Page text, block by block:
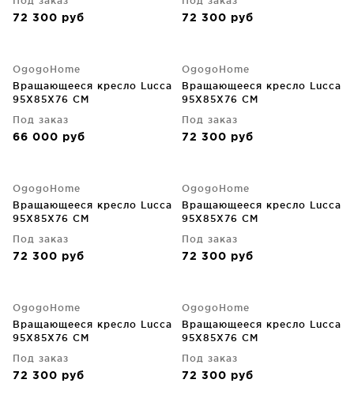
72 300 руб 72 300 руб
OgogoHome
Вращающееся кресло Lucca
95X85X76 CM
Под заказ
66 000 руб
OgogoHome
Вращающееся кресло Lucca
95X85X76 CM
Под заказ
72 300 руб
OgogoHome
Вращающееся кресло Lucca
95X85X76 CM
Под заказ
72 300 руб
OgogoHome
Вращающееся кресло Lucca
95X85X76 CM
Под заказ
72 300 руб
OgogoHome
Вращающееся кресло Lucca
95X85X76 CM
Под заказ
72 300 руб
OgogoHome
Вращающееся кресло Lucca
95X85X76 CM
Под заказ
72 300 руб